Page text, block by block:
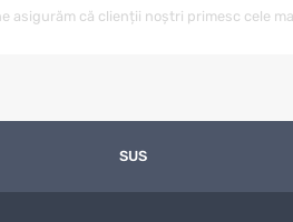
asigurăm că clienții noștri primesc cele
SUS